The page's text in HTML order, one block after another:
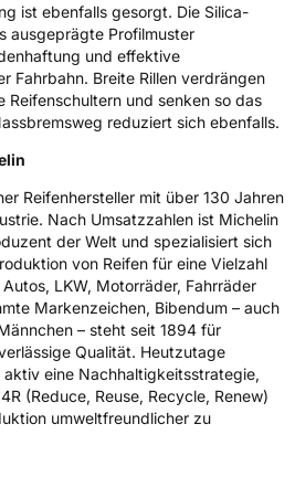
(GPSR)
FRANCAISE DES
MICHELIN, place des
Frankreich, contact@tc.michelin.eu
ist ebenfalls gesorgt. Die Silica-
ausgeprägte Profilmuster
und effektive
Fahrbahn. Breite Rillen verdrängen
Reifenschultern und senken so das
reduziert sich ebenfalls.
Reifenhersteller mit über 130 Jahren
Nach Umsatzzahlen ist Michelin
der Welt und spezialisiert sich
von Reifen für eine Vielzahl
LKW, Motorräder, Fahrräder
Markenzeichen, Bibendum – auch
– steht seit 1894 für
Qualität. Heutzutage
eine Nachhaltigkeitsstrategie,
(Reduce, Reuse, Recycle, Renew)
umweltfreundlicher zu